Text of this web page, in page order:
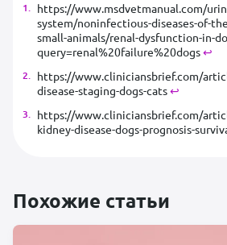
https://www.msdvetmanual.com/
system/noninfectious-diseases-of-
small-animals/renal-dysfunction-in-
query=renal%20failure%20dogs↩︎
https://www.cliniciansbrief.com/
disease-staging-dogs-cats↩︎
https://www.cliniciansbrief.com/
kidney-disease-dogs-prognosis-
Похожие статьи